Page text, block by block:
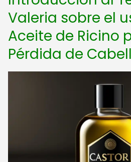
Valeria sobre el
Aceite de Ricino
Pérdida de